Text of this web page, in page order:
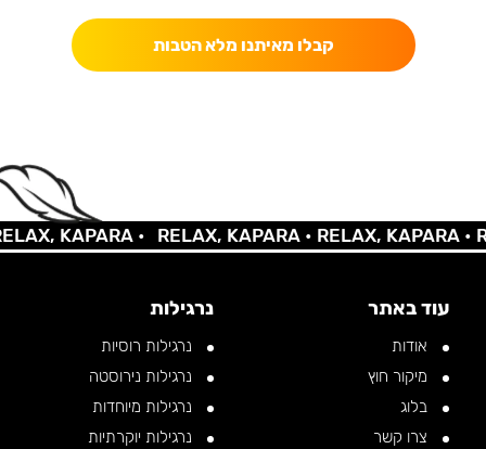
קבלו מאיתנו מלא הטבות
KAPARA • RELAX, KAPARA •RELAX, KAPARA •
עוד באתר
אודות
מיקור חוץ
בלוג
צרו קשר
נרגילות
נרגילות רוסיות
נרגילות נירוסטה
נרגילות מיוחדות
נרגילות יוקרתיות